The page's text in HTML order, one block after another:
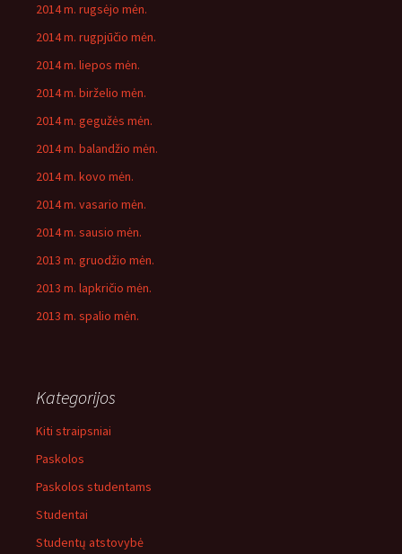
2014 m. rugsėjo mėn.
2014 m. rugpjūčio mėn.
2014 m. liepos mėn.
2014 m. birželio mėn.
2014 m. gegužės mėn.
2014 m. balandžio mėn.
2014 m. kovo mėn.
2014 m. vasario mėn.
2014 m. sausio mėn.
2013 m. gruodžio mėn.
2013 m. lapkričio mėn.
2013 m. spalio mėn.
Kategorijos
Kiti straipsniai
Paskolos
Paskolos studentams
Studentai
Studentų atstovybė